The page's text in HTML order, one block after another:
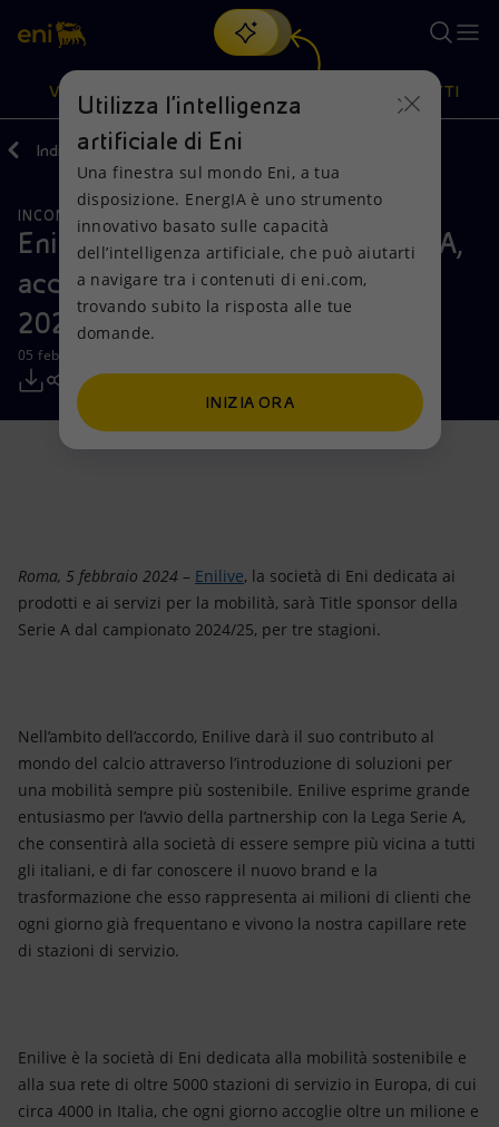
Cerca
scopri EnergIA, la nostra nuova soluzione di intelligenza
artificiale.
VISIONE
Visione
Mission e valori
Persone e Partnership
Net Zero
Modello satellitare
Scenari energetici
Azioni
Diversificazione energetica
Tecnologie per la transizione
Collaborazioni per l'innovazione
Attività nel mondo
PRODOTTI
Prodotti
Casa
Imprese
Mobilità
Indietro Media Comunicati Stampa
INCONTRI E ACCORDI
Enilive è il Title sponsor della Serie A,
accordo di sponsorizzazione fino al
2027
05 febbraio 2024 - 16:50 CET
Roma, 5 febbraio 2024 – Enilive, la società di Eni dedicata ai
prodotti e ai servizi per la mobilità, sarà Title sponsor della
Serie A dal campionato 2024/25, per tre stagioni.
Nell’ambito dell’accordo, Enilive darà il suo contributo al
mondo del calcio attraverso l’introduzione di soluzioni per
una mobilità sempre più sostenibile. Enilive esprime grande
entusiasmo per l’avvio della partnership con la Lega Serie A,
che consentirà alla società di essere sempre più vicina a tutti
gli italiani, e di far conoscere il nuovo brand e la
trasformazione che esso rappresenta ai milioni di clienti che
ogni giorno già frequentano e vivono la nostra capillare rete
di stazioni di servizio.
Enilive è la società di Eni dedicata alla mobilità sostenibile e
alla sua rete di oltre 5000 stazioni di servizio in Europa, di cui
circa 4000 in Italia, che ogni giorno accoglie oltre un milione e
Utilizza l'intelligenza
artificiale di Eni
Una finestra sul mondo Eni, a tua
disposizione. EnergIA è uno strumento
innovativo basato sulle capacità
dell’intelligenza artificiale, che può aiutarti
a navigare tra i contenuti di eni.com,
trovando subito la risposta alle tue
domande.
INIZIA ORA